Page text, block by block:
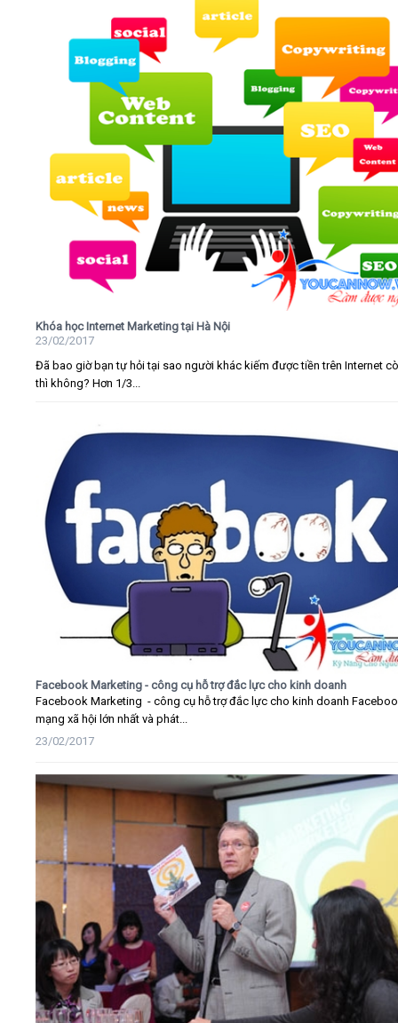
Khóa học Internet Marketing tại Hà Nội
23/02/2017
Đã bao giờ bạn tự hỏi tại sao người khác kiếm được tiền trên Internet
thì không? Hơn 1/3...
Facebook Marketing - công cụ hỗ trợ đắc lực cho kinh doanh
Facebook Marketing - công cụ hỗ trợ đắc lực cho kinh doanh
mạng xã hội lớn nhất và phát...
23/02/2017